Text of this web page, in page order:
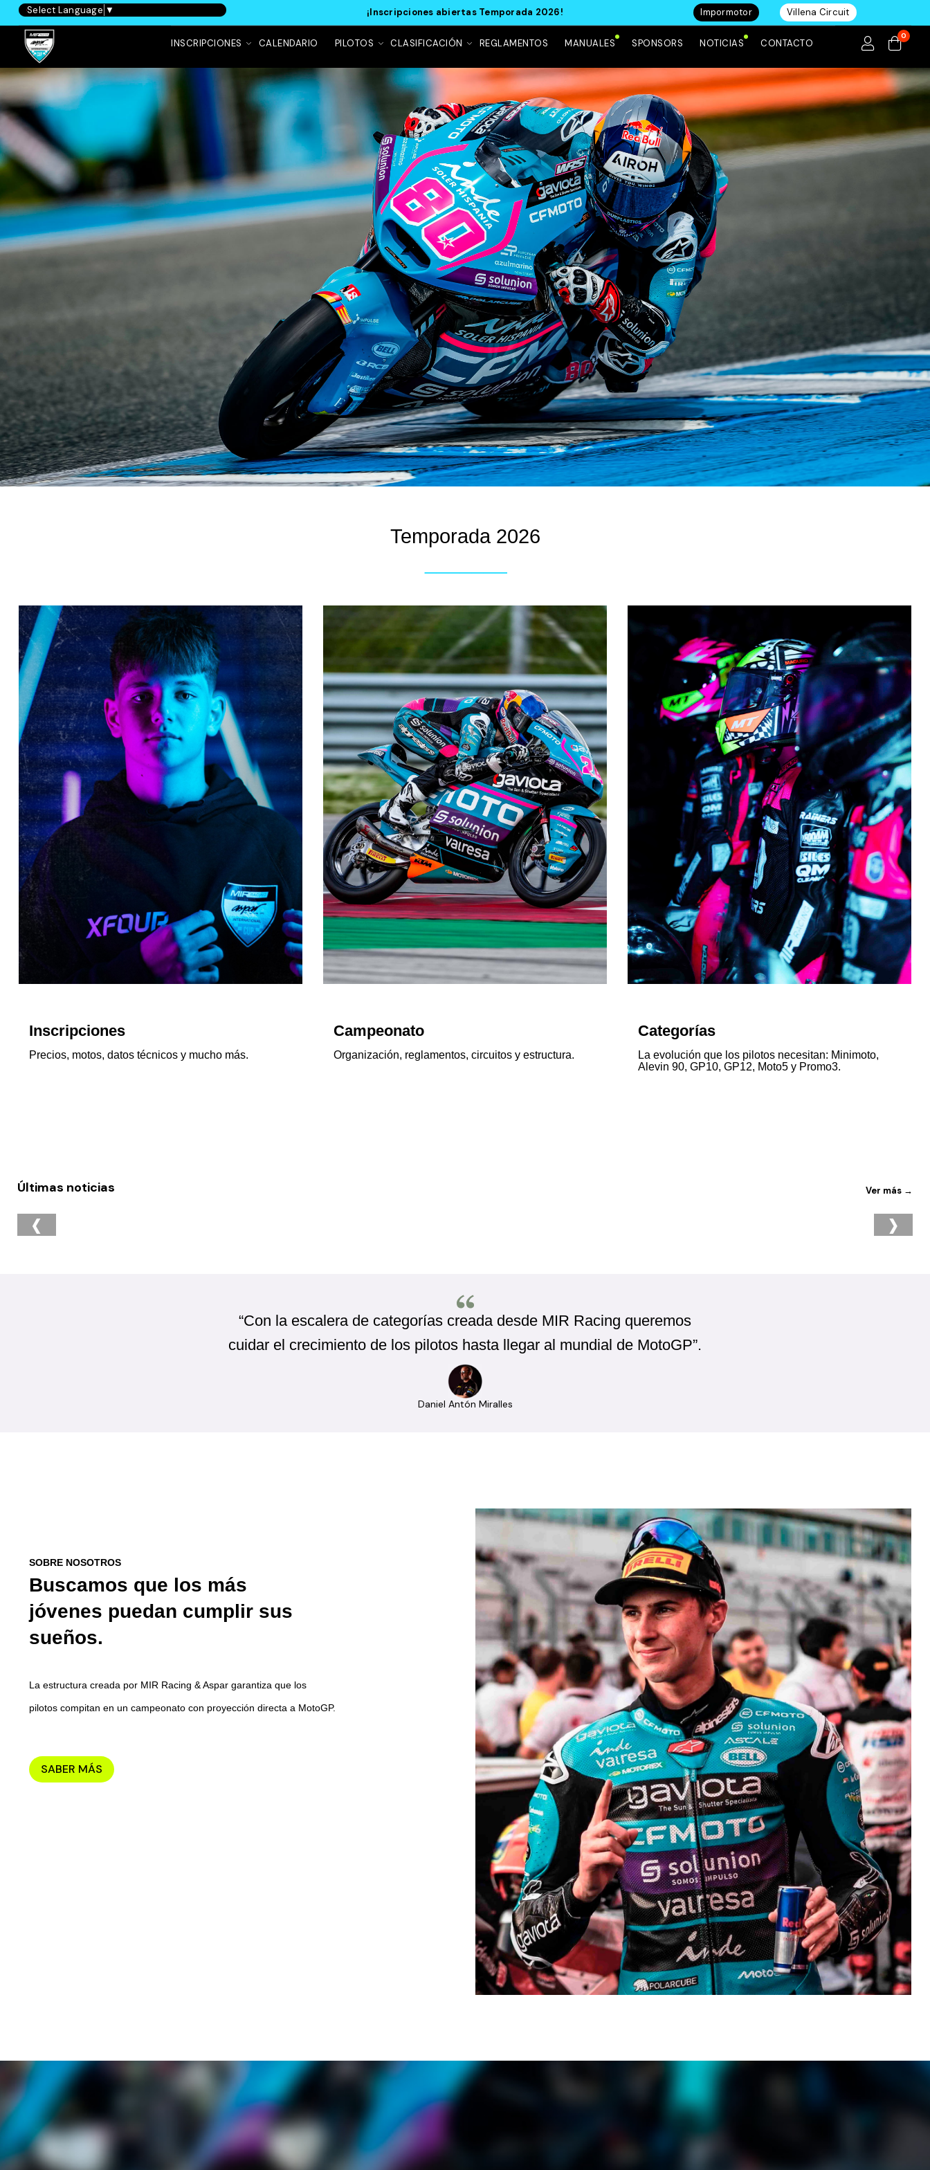
Select Language ▼ ¡Inscripciones abiertas Temporada 2026! Impormotor Villena Circuit
INSCRIPCIONES CALENDARIO PILOTOS CLASIFICACIÓN REGLAMENTOS MANUALES SPONSORS NOTICIAS CONTACTO
0
Temporada 2026
Inscripciones
Precios, motos, datos técnicos y mucho más.
Campeonato
Organización, reglamentos, circuitos y estructura.
Categorías
La evolución que los pilotos necesitan: Minimoto,
Alevin 90, GP10, GP12, Moto5 y Promo3.
Últimas noticias Ver más →
‹ ›
“Con la escalera de categorías creada desde MIR Racing queremos
cuidar el crecimiento de los pilotos hasta llegar al mundial de MotoGP”.
Daniel Antón Miralles
SOBRE NOSOTROS
Buscamos que los más
jóvenes puedan cumplir sus
sueños.
La estructura creada por MIR Racing & Aspar garantiza que los
pilotos compitan en un campeonato con proyección directa a MotoGP.
SABER MÁS